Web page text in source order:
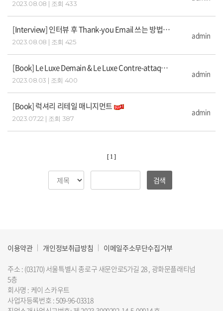
2023.08.08 | 조회 433
[Interview] 인터뷰 후 Thank-you Email 쓰는 방법
2023.08.08 | 조회 425
admin
[Book] Le Luxe Demain & Le Luxe Contre-attaque (The Luxury Empire)
2023.08.03 | 조회 400
admin
[Book] 럭셔리 리테일 매니지먼트
2023.07.22 | 조회 387
admin
[ 1 ]
검색
이용약관 개인정보취급방침 이메일주소무단수집거부
주소 : (03170) 서울특별시 종로구 새문안로5가길 28 , 광화문플래티넘
5층
회사명 : 케이 스카우트
사업자등록번호 : 509-96-03318